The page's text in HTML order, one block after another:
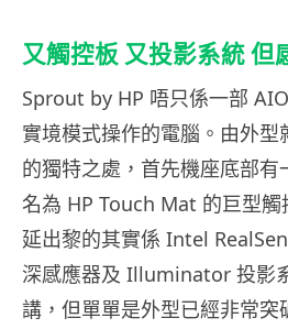
又觸控板 又投影系統 但
Sprout by HP 唔只係一部
實境模式操作的電腦。由外
的獨特之處，首先機座底部
名為 HP Touch Mat 的巨型
延出黎的其實係 Intel
深感應器及 Illuminator 投影
講，但單單是外型已經非常突